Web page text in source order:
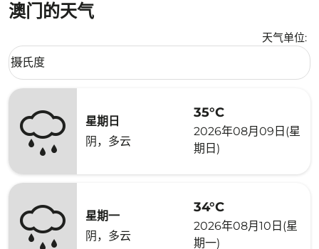
澳门的天气
天气单位:
Weather unit option 摄氏度 Selected
摄氏度
keyboard_arrow_down
星期日
阴，多云
35°C
2026年08月09日(星
期日)
星期一
阴，多云
34°C
2026年08月10日(星
期一)